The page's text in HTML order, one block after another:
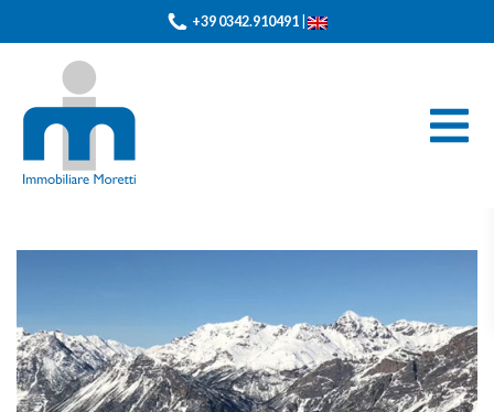
+39 0342.910491